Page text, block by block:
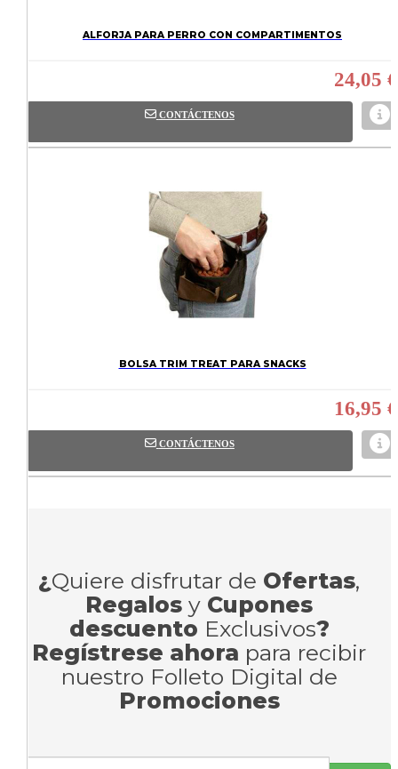
ALFORJA PARA PERRO CON COMPARTIMENTOS
24,05 €
CONTÁCTENOS
BOLSA TRIM TREAT PARA SNACKS
16,95 €
CONTÁCTENOS
¿Quiere disfrutar de Ofertas,
Regalos y Cupones
descuento Exclusivos?
Regístrese ahora para recibir
nuestro Folleto Digital de
Promociones